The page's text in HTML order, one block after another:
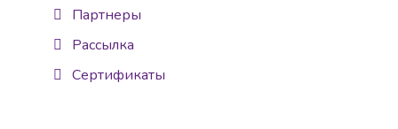
Партнеры
Рассылка
Сертификаты